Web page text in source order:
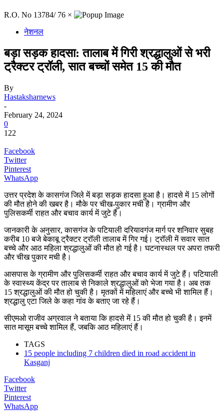
R.O. No 13784/ 76 ×
नेशनल
बड़ा सड़क हादसा: तालाब में गिरी श्रद्धालुओं से भरी
ट्रैक्टर ट्रॉली, सात बच्चों समेत 15 की मौत
By
Hastaksharnews
-
February 24, 2024
0
122
Facebook
Twitter
Pinterest
WhatsApp
उत्तर प्रदेश के कासगंज जिले में बड़ा सड़क हादसा हुआ है। हादसे में 15 लोगों
की मौत होने की खबर है। मौके पर चीख-पुकार मची है। ग्रामीण और
पुलिसकर्मी राहत और बचाव कार्य में जुटे हैं।
जानकारी के अनुसार, कासगंज के पटियाली दरियावगंज मार्ग पर शनिवार सुबह
करीब 10 बजे बेकाबू ट्रैक्टर ट्रॉली तालाब में गिर गई। ट्रॉली में सवार सात
बच्चे और आठ महिला श्रद्धालुओं की मौत हो गई है। घटनास्थल पर अपरा तफरी
और चीख पुकार मची है।
आसपास के ग्रामीण और पुलिसकर्मी राहत और बचाव कार्य में जुटे हैं। पटियाली
के स्वास्थ्य केंद्र पर तालाब से निकाले श्रद्धालुओं को भेजा गया है। अब तक
15 श्रद्धालुओं की मौत हो चुकी है। मृतकों में महिलाएं और बच्चे भी शामिल हैं।
श्रद्धालु एटा जिले के कहा गांव के बताए जा रहे हैं।
सीएमओ राजीव अग्रवाल ने बताया कि हादसे में 15 की मौत हो चुकी है। इनमें
सात मासूम बच्चे शामिल हैं, जबकि आठ महिलाएं हैं।
TAGS
15 people including 7 children died in road accident in
Kasganj
Facebook
Twitter
Pinterest
WhatsApp